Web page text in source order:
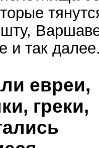
и так
евреи,
греки,